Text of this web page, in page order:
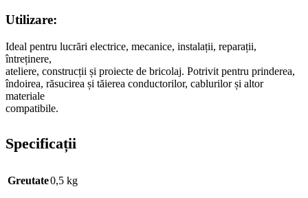
Utilizare:
Ideal pentru lucrări electrice, mecanice, instalații, reparații,
întreținere,
ateliere, construcții și proiecte de bricolaj. Potrivit pentru prinderea,
îndoirea, răsucirea și tăierea conductorilor, cablurilor și altor
materiale
compatibile.
Specificații
Greutate0,5 kg